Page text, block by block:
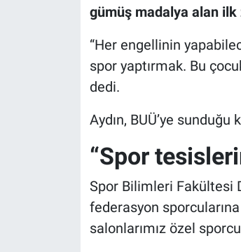
gümüş madalya alan
“Her engellinin
spor yaptırmak. Bu
dedi.
Aydın, BUÜ’ye
“Spor
Spor Bilimleri Fakültesi
federasyon
salonlarımız özel